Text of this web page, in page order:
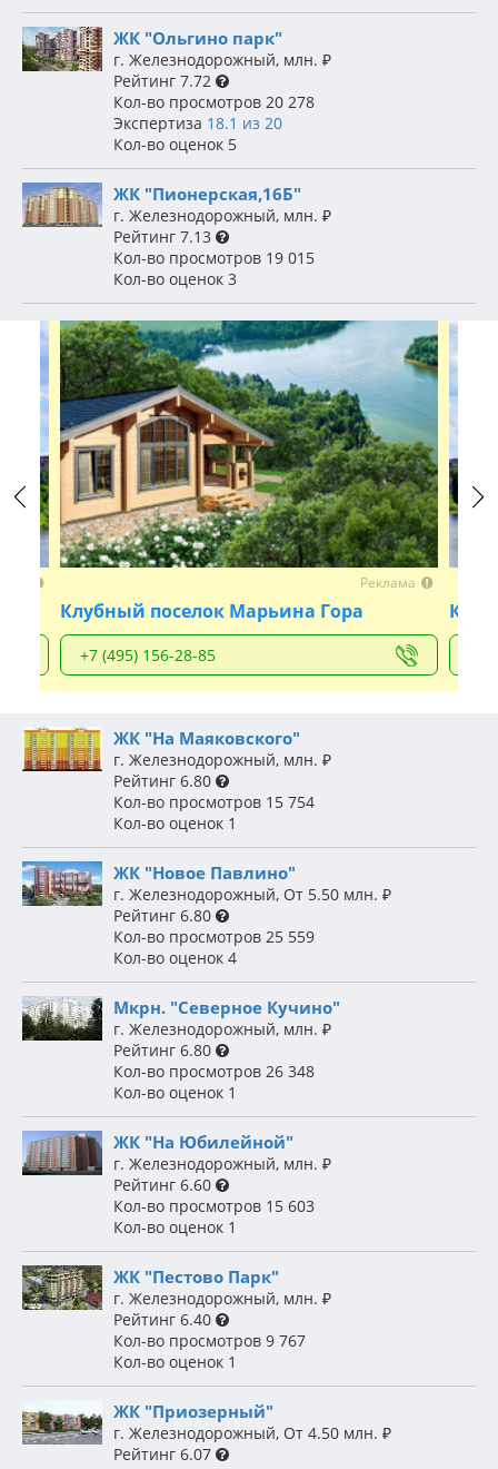
ЖК "Ольгино парк"
г. Железнодорожный, млн. ₽
Рейтинг7.72
Кол-во просмотров20 278
Экспертиза 18.1 из 20
Кол-во оценок5
ЖК "Пионерская,16Б"
г. Железнодорожный, млн. ₽
Рейтинг7.13
Кол-во просмотров19 015
Кол-во оценок3
Previous
Реклама
Клубный поселок Марьина Гора
+7 (495) 156-28-85
ЖК "На Маяковского"
г. Железнодорожный, млн. ₽
Рейтинг6.80
Кол-во просмотров15 754
Кол-во оценок1
ЖК "Новое Павлино"
г. Железнодорожный, От 5.50 млн. ₽
Рейтинг6.80
Кол-во просмотров25 559
Кол-во оценок4
Мкрн. "Северное Кучино"
г. Железнодорожный, млн. ₽
Рейтинг6.80
Кол-во просмотров26 348
Кол-во оценок1
ЖК "На Юбилейной"
г. Железнодорожный, млн. ₽
Рейтинг6.60
Кол-во просмотров15 603
Кол-во оценок1
ЖК "Пестово Парк"
г. Железнодорожный, млн. ₽
Рейтинг6.40
Кол-во просмотров9 767
Кол-во оценок1
ЖК "Приозерный"
г. Железнодорожный, От 4.50 млн. ₽
Рейтинг6.07